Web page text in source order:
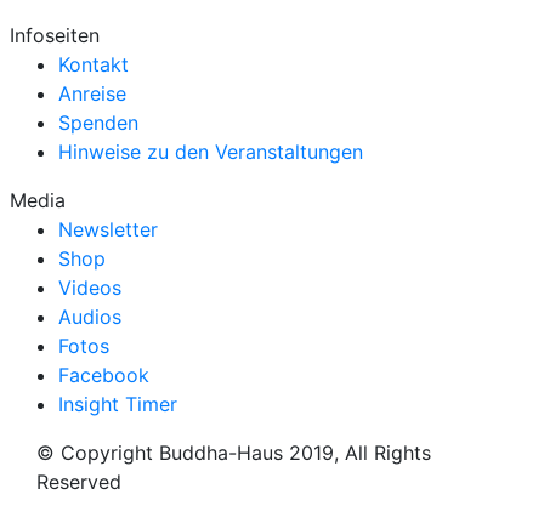
Infoseiten
Kontakt
Anreise
Spenden
Hinweise zu den Veranstaltungen
Media
Newsletter
Shop
Videos
Audios
Fotos
Facebook
Insight Timer
© Copyright Buddha-Haus 2019, All Rights
Reserved